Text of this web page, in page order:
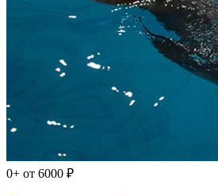
0+ от 6000 ₽